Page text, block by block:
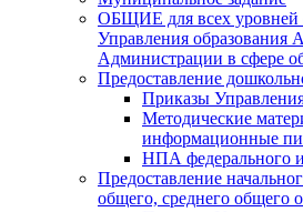
ОБЩИЕ для всех уровней
Управления образования
Администрации в сфере
Предоставление
Приказы
Методические
информационные
НПА федерального
Предоставление
общего, среднего общего